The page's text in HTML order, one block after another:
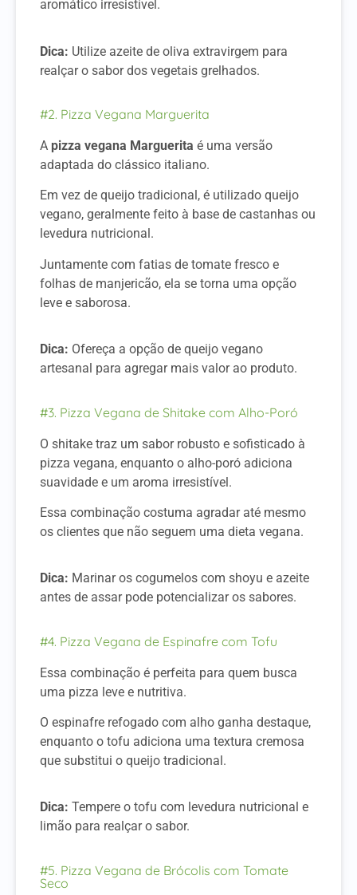
aromático irresistível.
Dica: Utilize azeite de oliva extravirgem para
realçar o sabor dos vegetais grelhados.
#2. Pizza Vegana Marguerita
A pizza vegana Marguerita é uma versão
adaptada do clássico italiano.
Em vez de queijo tradicional, é utilizado queijo
vegano, geralmente feito à base de castanhas ou
levedura nutricional.
Juntamente com fatias de tomate fresco e
folhas de manjericão, ela se torna uma opção
leve e saborosa.
Dica: Ofereça a opção de queijo vegano
artesanal para agregar mais valor ao produto.
#3. Pizza Vegana de Shitake com Alho-Poró
O shitake traz um sabor robusto e sofisticado à
pizza vegana, enquanto o alho-poró adiciona
suavidade e um aroma irresistível.
Essa combinação costuma agradar até mesmo
os clientes que não seguem uma dieta vegana.
Dica: Marinar os cogumelos com shoyu e azeite
antes de assar pode potencializar os sabores.
#4. Pizza Vegana de Espinafre com Tofu
Essa combinação é perfeita para quem busca
uma pizza leve e nutritiva.
O espinafre refogado com alho ganha destaque,
enquanto o tofu adiciona uma textura cremosa
que substitui o queijo tradicional.
Dica: Tempere o tofu com levedura nutricional e
limão para realçar o sabor.
#5. Pizza Vegana de Brócolis com Tomate
Seco